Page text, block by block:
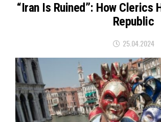
“Iran Is Ruined”: How Clerics
Republic
25.04.2024